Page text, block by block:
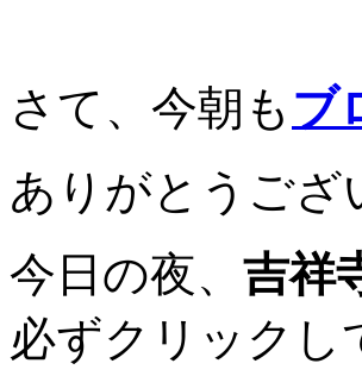
さて、今朝も ブ
ありがとうござ
今日の夜、 吉祥
必ずクリックし